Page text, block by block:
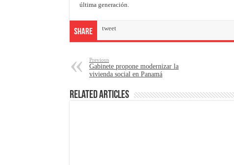
última generación.
Share tweet
Previous
Gabinete propone modernizar la
vivienda social en Panamá
Related Articles